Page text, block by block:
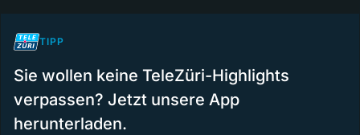
TIPP
Sie wollen keine TeleZüri-Highlights
verpassen? Jetzt unsere App
herunterladen.